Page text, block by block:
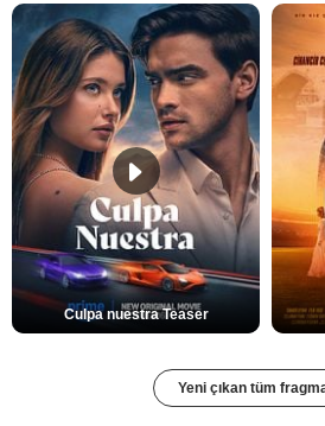
Culpa nuestra Teaser
Yeni çıkan tüm